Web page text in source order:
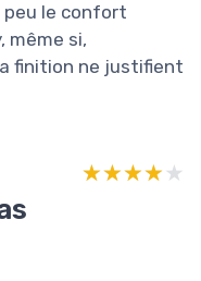
peu le confort
même si,
finition ne justifient
★★★★★
★★★★★